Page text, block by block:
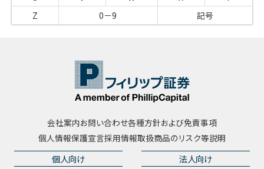
Z
0－9 記号
会社案内お問い合わせ各種方針および免責事項
個人情報保護宣言採用情報取扱商品のリスク等説明
個人向け 法人向け